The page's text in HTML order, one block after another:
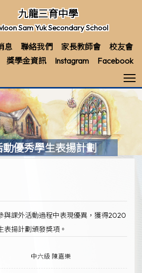
九龍三育中學
Sam Yuk Secondary School
息 聯絡我們 家長教師會
校友會
獎學金資訊
Instagram Facebook
優秀學生表揚計劃
與課外活動過程中表現優異，獲得2020
揚計劃頒發獎項。
中六級 陳嘉樂